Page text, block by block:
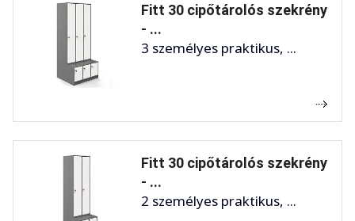
Fitt 30 cipőtárolós szekrény
- ...
3 személyes praktikus, ...
Fitt 30 cipőtárolós szekrény
- ...
2 személyes praktikus, ...